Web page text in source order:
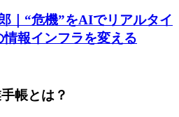
｜“危機”をAIでリアルタイ
報インフラを変える
帳とは？